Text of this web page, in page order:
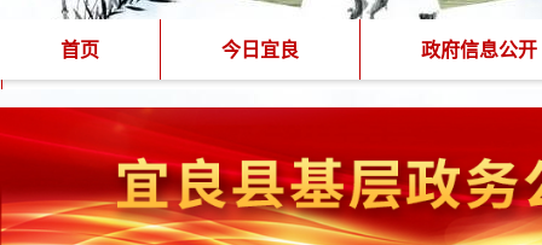
首页 今日宜良 政府信息公开